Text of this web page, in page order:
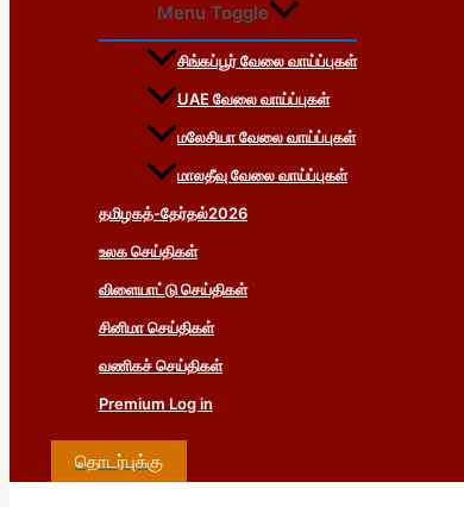
Menu Toggle
சிங்கப்பூர் வேலை வாய்ப்புகள்
UAE வேலை வாய்ப்புகள்
மலேசியா வேலை வாய்ப்புகள்
மாலதீவு வேலை வாய்ப்புகள்
தமிழகத்-தேர்தல்2026
உலக செய்திகள்
விளையாட்டு செய்திகள்
சினிமா செய்திகள்
வணிகச் செய்திகள்
Premium Log in
தொடர்புக்கு